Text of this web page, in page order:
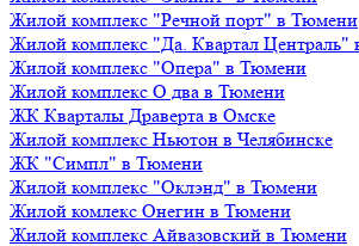
Жилой комплекс "Речной порт" в Тюмени
Жилой комплекс "Да. Квартал
Жилой комплекс "Опера" в Тюмени
Жилой комплекс О два в Тюмени
ЖК Кварталы Драверта в Омске
Жилой комплекс Ньютон в Челябинске
ЖК "Симпл" в Тюмени
Жилой комплекс "Оклэнд" в Тюмени
Жилой комлекс Онегин в Тюмени
Жилой комплекс Айвазовский в Тюмени